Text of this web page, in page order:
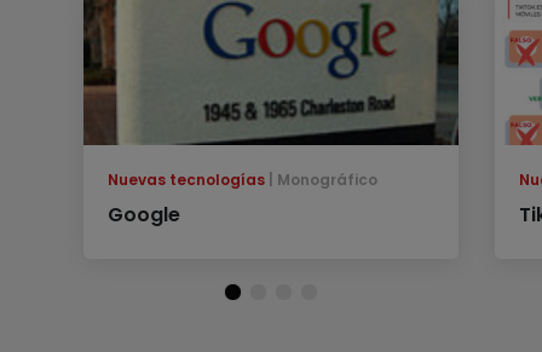
Nuevas tecnologías Monográfico
Google